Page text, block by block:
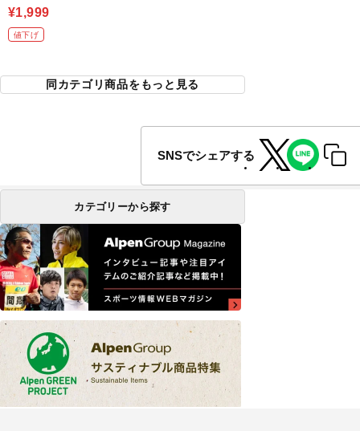
¥1,999
値下げ
同カテゴリ商品をもっと見る
SNSでシェアする
カテゴリーから探す